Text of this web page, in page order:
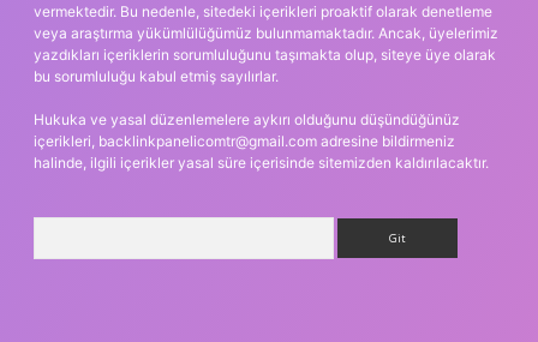
vermektedir. Bu nedenle, sitedeki içerikleri proaktif olarak denetleme
veya araştırma yükümlülüğümüz bulunmamaktadır. Ancak, üyelerimiz
yazdıkları içeriklerin sorumluluğunu taşımakta olup, siteye üye olarak
bu sorumluluğu kabul etmiş sayılırlar.
Hukuka ve yasal düzenlemelere aykırı olduğunu düşündüğünüz
içerikleri, backlinkpanelicomtr@gmail.com adresine bildirmeniz
halinde, ilgili içerikler yasal süre içerisinde sitemizden kaldırılacaktır.